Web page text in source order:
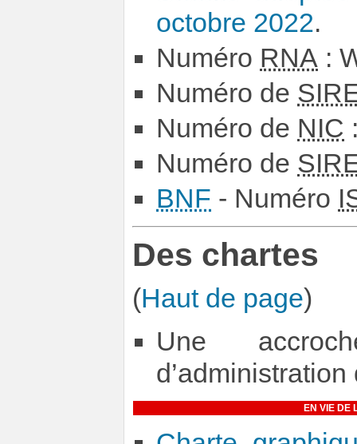
octobre 2022.
Numéro RNA :
Numéro de
Numéro de NIC
Numéro de
BNF - Numéro
Des chartes
(Haut de page)
Une
EN VIE DE